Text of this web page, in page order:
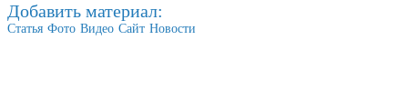
Добавить материал:
Статья Фото Видео Сайт Новости